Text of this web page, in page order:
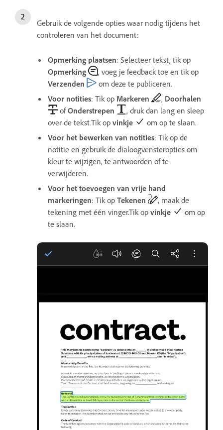
Gebruik de volgende opties waar nodig tijdens het
controleren van het document:
Opmerking plaatsen: Selecteer tekst, tik op
Opmerking
, voeg je feedback toe en tik op
Verzenden
om deze te publiceren.
Voor notities: Tik op Markeren , Doorhalen
ofOnderstrepen
, druk dan lang en sleep
over de tekst.Tik op vinkje
om op te slaan.
Voor het bewerken van notities: Tik op de
notitie en gebruik de dialoogvensteropties om
kleur te wijzigen, te antwoorden of te
verwijderen.
Voor het toevoegen van vrije hand
markeringen: Tik op Tekenen
, maak de
tekening met één vinger.Tik op vinkje
om op
te slaan.